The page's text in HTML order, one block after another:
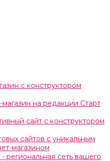
с конструктором
на редакции Старт
сайт с конструктором
сайтов с уникальным
магазином
региональная сеть вашего